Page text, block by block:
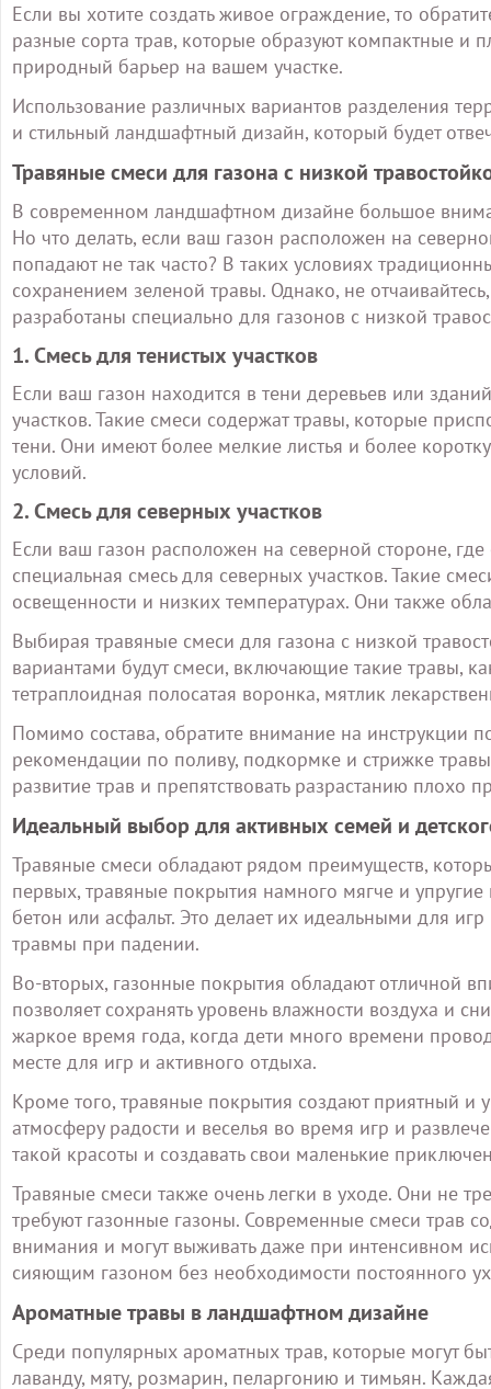
Если вы хотите создать живое ограждение, то
разные сорта трав, которые образуют компактные и
природный барьер на вашем участке.
Использование различных вариантов разделения
и стильный ландшафтный дизайн, который будет
Травяные смеси для газона с низкой
В современном ландшафтном дизайне большое
Но что делать, если ваш газон расположен на
попадают не так часто? В таких условиях
сохранением зеленой травы. Однако, не
разработаны специально для газонов с низкой
1. Смесь для тенистых участков
Если ваш газон находится в тени деревьев или
участков. Такие смеси содержат травы, которые
тени. Они имеют более мелкие листья и более
условий.
2. Смесь для северных участков
Если ваш газон расположен на северной стороне,
специальная смесь для северных участков. Такие
освещенности и низких температурах. Они также
Выбирая травяные смеси для газона с низкой
вариантами будут смеси, включающие такие травы,
тетраплоидная полосатая воронка, мятлик
Помимо состава, обратите внимание на инструкции
рекомендации по поливу, подкормке и стрижке
развитие трав и препятствовать разрастанию плохо
Идеальный выбор для активных семей и
Травяные смеси обладают рядом преимуществ,
первых, травяные покрытия намного мягче и
бетон или асфальт. Это делает их идеальными для
травмы при падении.
Во-вторых, газонные покрытия обладают отличной
позволяет сохранять уровень влажности воздуха и
жаркое время года, когда дети много времени
месте для игр и активного отдыха.
Кроме того, травяные покрытия создают приятный и
атмосферу радости и веселья во время игр и
такой красоты и создавать свои маленькие
Травяные смеси также очень легки в уходе. Они не
требуют газонные газоны. Современные смеси трав
внимания и могут выживать даже при интенсивном
сияющим газоном без необходимости постоянного
Ароматные травы в ландшафтном дизайне
Среди популярных ароматных трав, которые могут
лаванду, мяту, розмарин, пеларгонию и тимьян.